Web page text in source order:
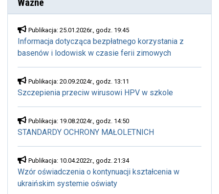
Ważne
Publikacja: 25.01.2026r., godz. 19:45
Informacja dotycząca bezpłatnego korzystania z
basenów i lodowisk w czasie ferii zimowych
Publikacja: 20.09.2024r., godz. 13:11
Szczepienia przeciw wirusowi HPV w szkole
Publikacja: 19.08.2024r., godz. 14:50
STANDARDY OCHRONY MAŁOLETNICH
Publikacja: 10.04.2022r., godz. 21:34
Wzór oświadczenia o kontynuacji kształcenia w
ukraińskim systemie oświaty